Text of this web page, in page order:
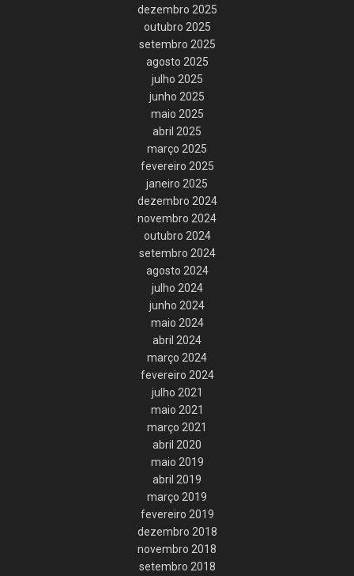
dezembro 2025
outubro 2025
setembro 2025
agosto 2025
julho 2025
junho 2025
maio 2025
abril 2025
março 2025
fevereiro 2025
janeiro 2025
dezembro 2024
novembro 2024
outubro 2024
setembro 2024
agosto 2024
julho 2024
junho 2024
maio 2024
abril 2024
março 2024
fevereiro 2024
julho 2021
maio 2021
março 2021
abril 2020
maio 2019
abril 2019
março 2019
fevereiro 2019
dezembro 2018
novembro 2018
setembro 2018